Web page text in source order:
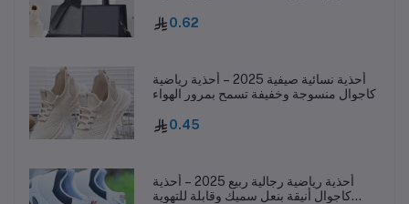
0.62
أحذية نسائية صيفية 2025 – أحذية رياضية
كاجوال منسوجة وخفيفة تسمح بمرور الهواء
0.45
أحذية رياضية رجالية ربيع 2025 – أحذية
كاجوال أنيقة بنعل سميك وقابلة للتهوية